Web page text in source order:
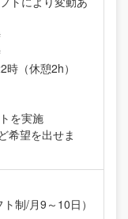
（休憩2h）
を実施
希望を出せま
制/月9～10日）